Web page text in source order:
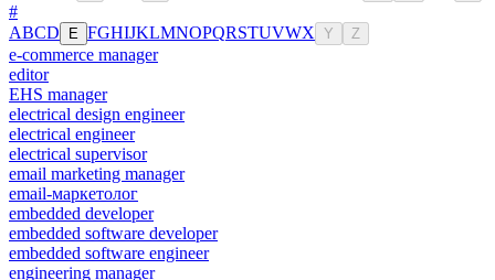
#
ABCD E FGHIJKLMNOPQRSTUVWX Y Z
e-commerce manager
editor
EHS manager
electrical design engineer
electrical engineer
electrical supervisor
email marketing manager
email-маркетолог
embedded developer
embedded software developer
embedded software engineer
engineering manager